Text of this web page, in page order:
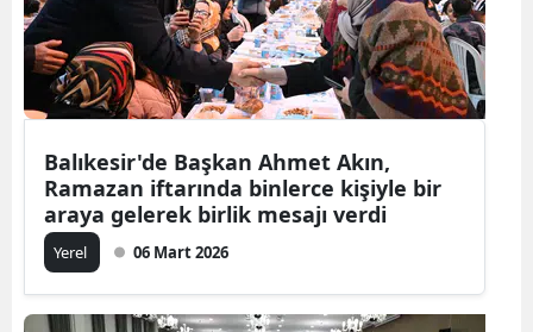
Balıkesir'de Başkan Ahmet Akın,
Ramazan iftarında binlerce kişiyle bir
araya gelerek birlik mesajı verdi
Yerel 06 Mart 2026